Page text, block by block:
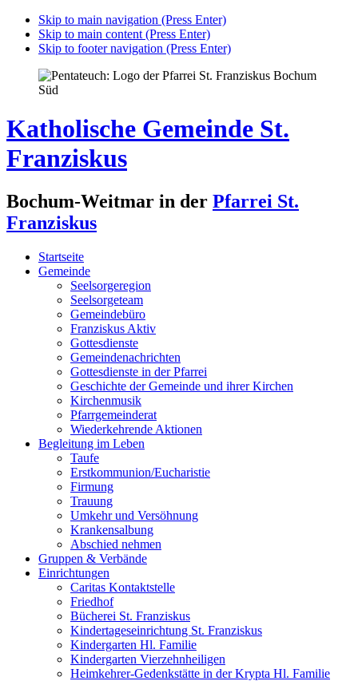
Skip to main navigation (Press Enter)
Skip to main content (Press Enter)
Skip to footer navigation (Press Enter)
Katholische Gemeinde St.
Franziskus
Bochum-Weitmar in der Pfarrei St.
Franziskus
Startseite
Gemeinde
Seelsorgeregion
Seelsorgeteam
Gemeindebüro
Franziskus Aktiv
Gottesdienste
Gemeindenachrichten
Gottesdienste in der Pfarrei
Geschichte der Gemeinde und ihrer Kirchen
Kirchenmusik
Pfarrgemeinderat
Wiederkehrende Aktionen
Begleitung im Leben
Taufe
Erstkommunion/Eucharistie
Firmung
Trauung
Umkehr und Versöhnung
Krankensalbung
Abschied nehmen
Gruppen & Verbände
Einrichtungen
Caritas Kontaktstelle
Friedhof
Bücherei St. Franziskus
Kindertageseinrichtung St. Franziskus
Kindergarten Hl. Familie
Kindergarten Vierzehnheiligen
Heimkehrer-Gedenkstätte in der Krypta Hl. Familie